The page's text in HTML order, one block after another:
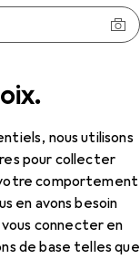
nous utilisons
pour collecter
comportement
en avons besoin
connecter en
de base telles que
- 11